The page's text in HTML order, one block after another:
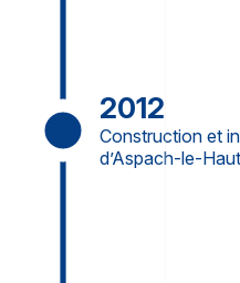
2012
Construction et
d’Aspach-le-Haut